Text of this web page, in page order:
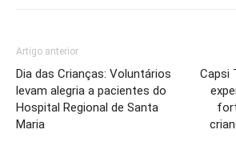
Artigo anterior
Dia das Crianças: Voluntários
levam alegria a pacientes do
Hospital Regional de Santa
Maria
Capsi